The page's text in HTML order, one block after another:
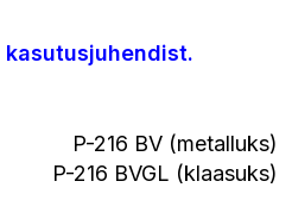
kasutusjuhendist.
P-216 BV (metalluks)
P-216 BVGL (klaasuks)